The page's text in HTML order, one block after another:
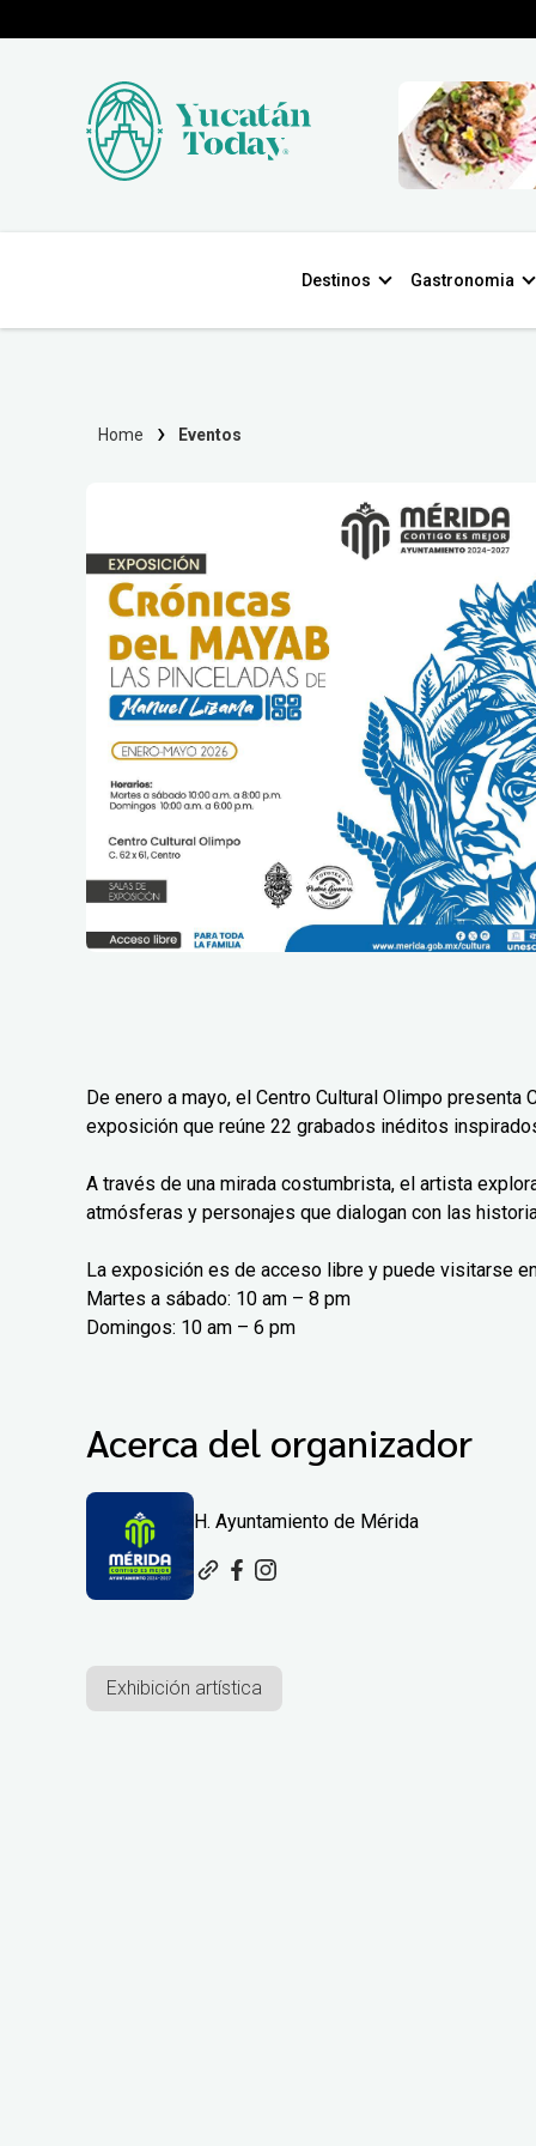
Destinos Gastronomia
Home Eventos
De enero a mayo, el Centro Cultural Olimpo
exposición que reúne 22 grabados inéditos
A través de una mirada costumbrista, el artista
atmósferas y personajes que dialogan con las
La exposición es de acceso libre y puede visitarse
Martes a sábado: 10 am – 8 pm
Domingos: 10 am – 6 pm
Acerca del organizador
H. Ayuntamiento de Mérida
Exhibición artística